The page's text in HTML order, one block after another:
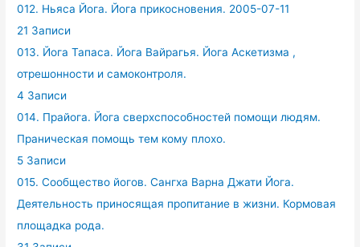
012. Ньяса Йога. Йога прикосновения. 2005-07-11
21 Записи
013. Йога Тапаса. Йога Вайрагья. Йога Аскетизма ,
отрешонности и самоконтроля.
4 Записи
014. Прайога. Йога сверхспособностей помощи людям.
Праническая помощь тем кому плохо.
5 Записи
015. Сообщество йогов. Сангха Варна Джати Йога.
Деятельность приносящая пропитание в жизни. Кормовая
площадка рода.